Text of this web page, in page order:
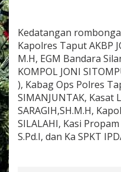
Kedatangan
Kapolres Taput AKBP
M.H, EGM Bandara
KOMPOL JONI
), Kabag Ops Polres
SIMANJUNTAK, Kasat
SARAGIH,SH.M.H,
SILALAHI, Kasi Propam
S.Pd.I, dan Ka SPKT